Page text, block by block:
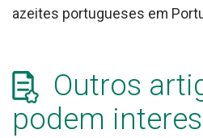
azeites portugueses em
Outros
podem